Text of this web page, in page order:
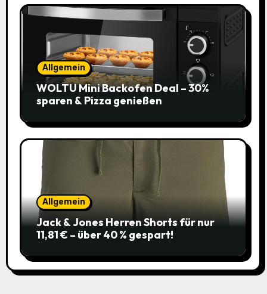
Allgemein
WOLTU Mini Backofen Deal – 30%
sparen & Pizza genießen
Allgemein
Jack & Jones Herren Shorts für nur
11,81 € – über 40 % gespart!